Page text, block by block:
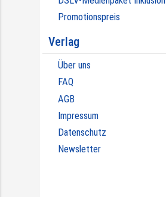
Promotionspreis
Verlag
Über uns
FAQ
AGB
Impressum
Datenschutz
Newsletter